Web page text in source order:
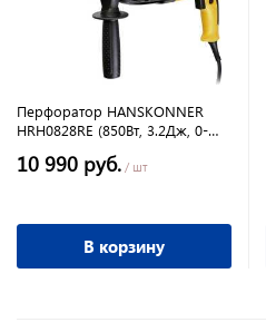
Перфоратор HANSKONNER
HRH0828RE (850Вт, 3.2Дж, 0-
10 990 руб. / шт
В корзину